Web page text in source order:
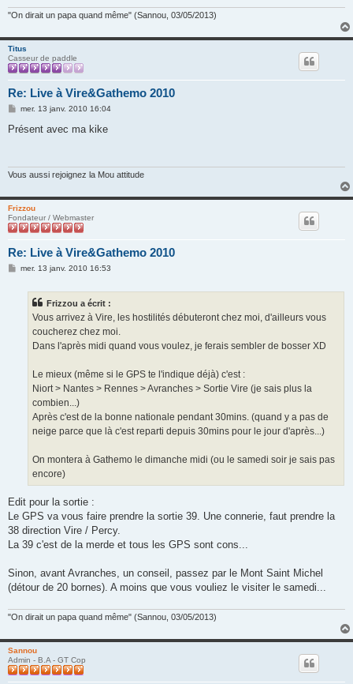
"On dirait un papa quand même" (Sannou, 03/05/2013)
Titus
Casseur de paddle
Re: Live à Vire&Gathemo 2010
M
s
mer. 13 janv. 2010 16:04
Présent avec ma kike
Vous aussi rejoignez la Mou attitude
Frizzou
Fondateur / Webmaster
Re: Live à Vire&Gathemo 2010
Mmer. 13 janv. 2010 16:53
Frizzou a écrit :
Vous arrivez à Vire, les hostilités débuteront chez moi, d'ailleurs vous
coucherez chez moi.
Dans l'après midi quand vous voulez, je ferais sembler de bosser XD
Le mieux (même si le GPS te l'indique déjà) c'est :
Niort > Nantes > Rennes > Avranches > Sortie Vire (je sais plus la
combien...)
Après c'est de la bonne nationale pendant 30mins. (quand y a pas de
neige parce que là c'est reparti depuis 30mins pour le jour d'après...)
On montera à Gathemo le dimanche midi (ou le samedi soir je sais pas
encore)
Edit pour la sortie :
Le GPS va vous faire prendre la sortie 39. Une connerie, faut prendre la
38 direction Vire / Percy.
La 39 c'est de la merde et tous les GPS sont cons...
Sinon, avant Avranches, un conseil, passez par le Mont Saint Michel
(détour de 20 bornes). A moins que vous vouliez le visiter le samedi...
"On dirait un papa quand même" (Sannou, 03/05/2013)
Sannou
Admin - B.A - GT Cop